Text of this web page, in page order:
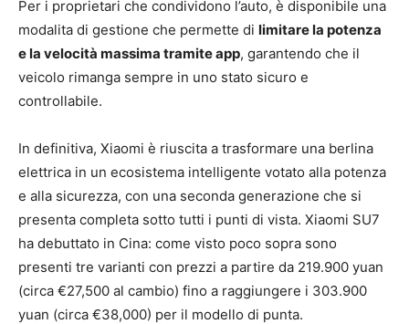
Per i proprietari che condividono l’auto, è disponibile una
modalita di gestione che permette di limitare la potenza
e la velocità massima tramite app, garantendo che il
veicolo rimanga sempre in uno stato sicuro e
controllabile.
In definitiva, Xiaomi è riuscita a trasformare una berlina
elettrica in un ecosistema intelligente votato alla potenza
e alla sicurezza, con una seconda generazione che si
presenta completa sotto tutti i punti di vista. Xiaomi SU7
ha debuttato in Cina: come visto poco sopra sono
presenti tre varianti con prezzi a partire da 219.900 yuan
(circa €27,500 al cambio) fino a raggiungere i 303.900
yuan (circa €38,000) per il modello di punta.